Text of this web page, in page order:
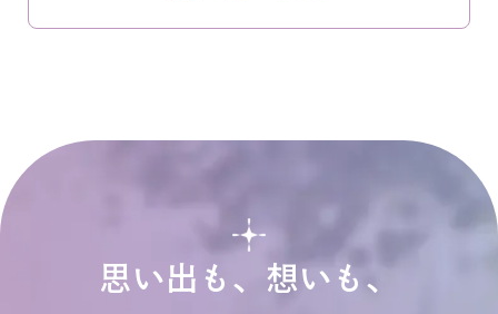
思い出も、想いも、